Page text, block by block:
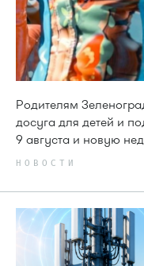
Родителям
досуга для детей и
9 августа и новую
НОВОСТИ